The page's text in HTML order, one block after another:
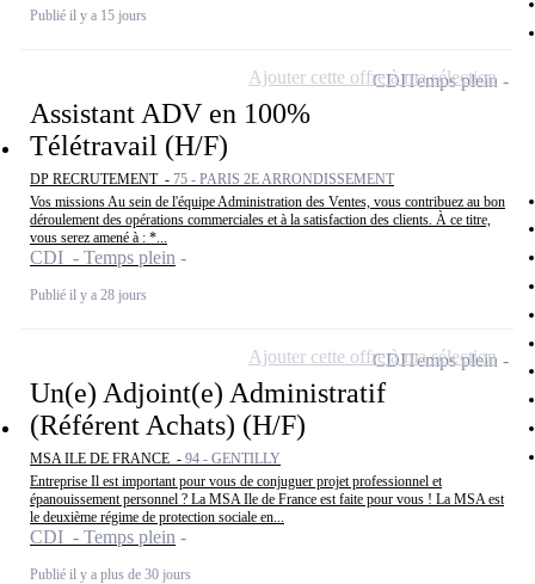
Publié il y a 15 jours
Assistant ADV en 100%
Télétravail (H/F)
DP RECRUTEMENT - 75 - PARIS 2E ARRONDISSEMENT
Vos missions Au sein de l'équipe Administration des Ventes, vous contribuez au bon
déroulement des opérations commerciales et à la satisfaction des clients. À ce titre,
vous serez amené à : *...
CDI - Temps plein
Publié il y a 28 jours
CDITemps plein
Ajouter cette offre à ma sélection
Un(e) Adjoint(e) Administratif
(Référent Achats) (H/F)
MSA ILE DE FRANCE - 94 - GENTILLY
Entreprise Il est important pour vous de conjuguer projet professionnel et
épanouissement personnel ? La MSA Ile de France est faite pour vous ! La MSA est
le deuxième régime de protection sociale en...
CDI - Temps plein
Publié il y a plus de 30 jours
CDITemps plein
Ajouter cette offre à ma sélection